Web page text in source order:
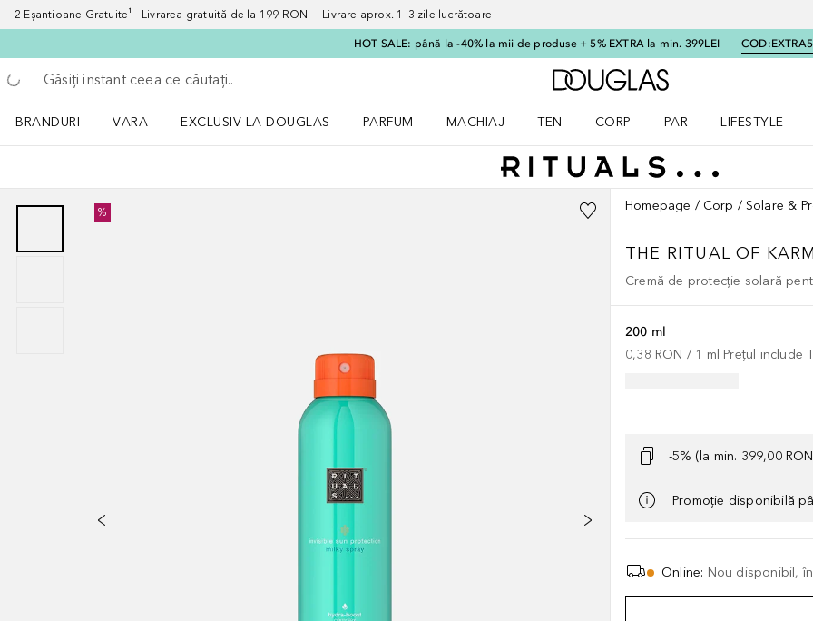
2 Eșantioane Gratuite¹ Livrarea gratuită de la 199 RON Livrare aprox. 1–3 zile lucrătoare
HOT SALE: până la -40% la mii de produse + 5% EXTRA la min. 399LEI COD:
Înapoi
Executați căutarea
Către pagina principală
BRANDURI
VARA
EXCLUSIV LA DOUGLAS
PARFUM
MACHIAJ
TEN
CORP
PAR
LIFESTYLE
% Homepage Corp Solare &
THE RITUAL OF
Cremă de protecție solară
200 ml
0,38 RON / 1 ml Prețul include
-5% (la min. 399,00
Promoție disponibilă
Online: Nou disponibil,